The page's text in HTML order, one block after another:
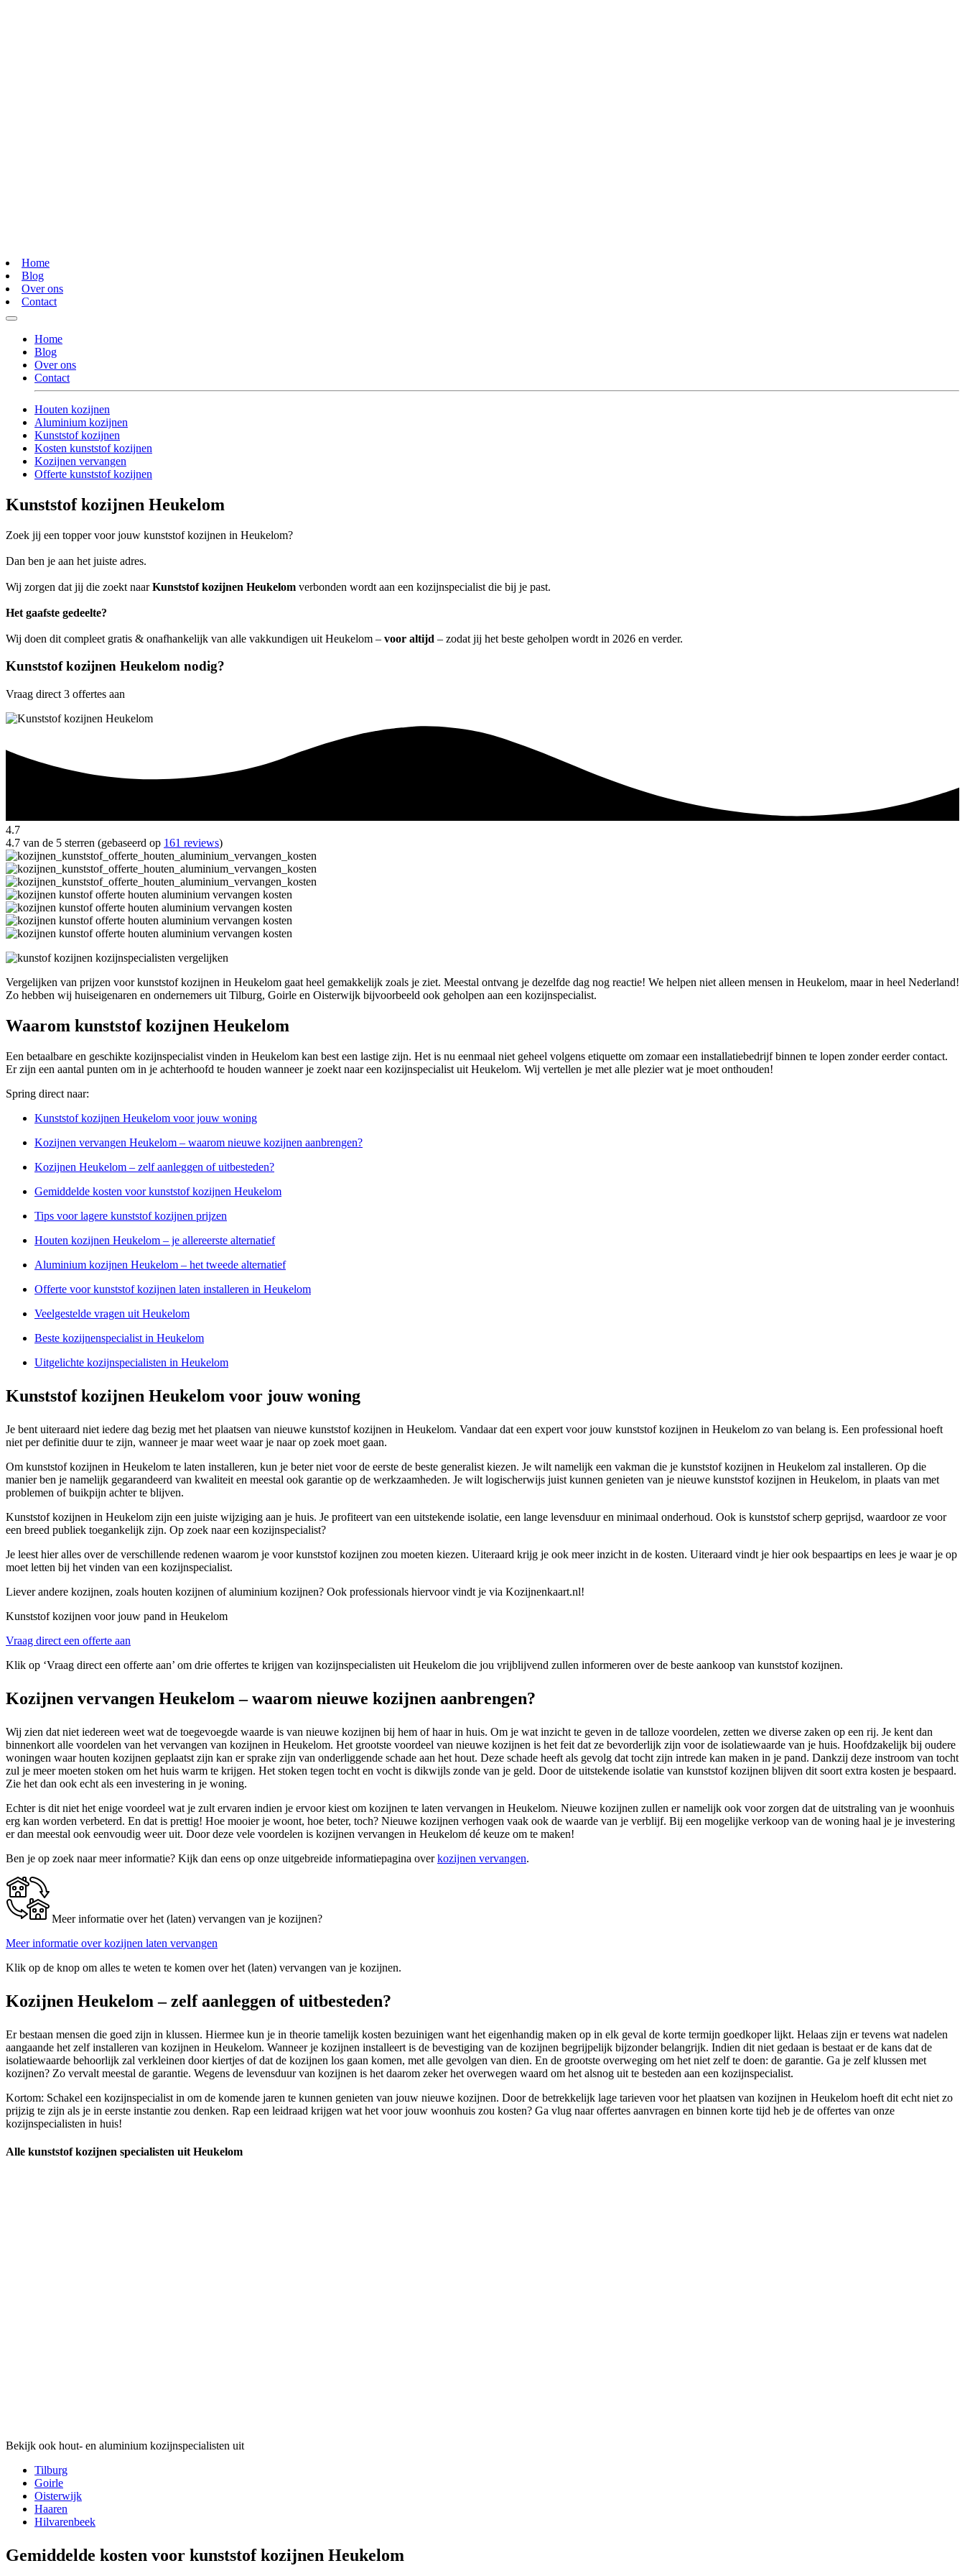
Home
Blog
Over ons
Contact
Home
Blog
Over ons
Contact
Houten kozijnen
Aluminium kozijnen
Kunststof kozijnen
Kosten kunststof kozijnen
Kozijnen vervangen
Offerte kunststof kozijnen
Kunststof kozijnen Heukelom
Zoek jij een topper voor jouw kunststof kozijnen in Heukelom?
Dan ben je aan het juiste adres.
Wij zorgen dat jij die zoekt naarKunststof kozijnen Heukelom verbonden wordt aan een kozijnspecialist die bij je past.
Het gaafste gedeelte?
Wij doen dit compleet gratis & onafhankelijk van alle vakkundigen uit Heukelom – voor altijd – zodat jij het beste geholpen wordt in 2026 en verder.
Kunststof kozijnen Heukelom nodig?
Vraag direct 3 offertes aan
4.7
4.7 van de 5 sterren (gebaseerd op 161 reviews)
Vergelijken van prijzen voor kunststof kozijnen in Heukelom gaat heel gemakkelijk zoals je ziet. Meestal ontvang je dezelfde dag nog reactie! We helpen niet alleen mensen in Heukelom, maar in heel Nederland!
Zo hebben wij huiseigenaren en ondernemers uit Tilburg, Goirle en Oisterwijk bijvoorbeeld ook geholpen aan een kozijnspecialist.
Waarom kunststof kozijnen Heukelom
Een betaalbare en geschikte kozijnspecialist vinden in Heukelom kan best een lastige zijn. Het is nu eenmaal niet geheel volgens etiquette om zomaar een installatiebedrijf binnen te lopen zonder eerder contact.
Er zijn een aantal punten om in je achterhoofd te houden wanneer je zoekt naar een kozijnspecialist uit Heukelom. Wij vertellen je met alle plezier wat je moet onthouden!
Spring direct naar:
Kunststof kozijnen Heukelom voor jouw woning
Kozijnen vervangen Heukelom – waarom nieuwe kozijnen aanbrengen?
Kozijnen Heukelom – zelf aanleggen of uitbesteden?
Gemiddelde kosten voor kunststof kozijnen Heukelom
Tips voor lagere kunststof kozijnen prijzen
Houten kozijnen Heukelom – je allereerste alternatief
Aluminium kozijnen Heukelom – het tweede alternatief
Offerte voor kunststof kozijnen laten installeren in Heukelom
Veelgestelde vragen uit Heukelom
Beste kozijnenspecialist in Heukelom
Uitgelichte kozijnspecialisten in Heukelom
Kunststof kozijnen Heukelom voor jouw woning
Je bent uiteraard niet iedere dag bezig met het plaatsen van nieuwe kunststof kozijnen in Heukelom. Vandaar dat een expert voor jouw kunststof kozijnen in Heukelom zo van belang is. Een professional hoeft
niet per definitie duur te zijn, wanneer je maar weet waar je naar op zoek moet gaan.
Om kunststof kozijnen in Heukelom te laten installeren, kun je beter niet voor de eerste de beste generalist kiezen. Je wilt namelijk een vakman die je kunststof kozijnen in Heukelom zal installeren. Op die
manier ben je namelijk gegarandeerd van kwaliteit en meestal ook garantie op de werkzaamheden. Je wilt logischerwijs juist kunnen genieten van je nieuwe kunststof kozijnen in Heukelom, in plaats van met
problemen of buikpijn achter te blijven.
Kunststof kozijnen in Heukelom zijn een juiste wijziging aan je huis. Je profiteert van een uitstekende isolatie, een lange levensduur en minimaal onderhoud. Ook is kunststof scherp geprijsd, waardoor ze voor
een breed publiek toegankelijk zijn. Op zoek naar een kozijnspecialist?
Je leest hier alles over de verschillende redenen waarom je voor kunststof kozijnen zou moeten kiezen. Uiteraard krijg je ook meer inzicht in de kosten. Uiteraard vindt je hier ook bespaartips en lees je waar je op
moet letten bij het vinden van een kozijnspecialist.
Liever andere kozijnen, zoals houten kozijnen of aluminium kozijnen? Ook professionals hiervoor vindt je via Kozijnenkaart.nl!
Kunststof kozijnen voor jouw pand in Heukelom
Vraag direct een offerte aan
Klik op ‘Vraag direct een offerte aan’ om drie offertes te krijgen van kozijnspecialisten uit Heukelom die jou vrijblijvend zullen informeren over de beste aankoop van kunststof kozijnen.
Kozijnen vervangen Heukelom – waarom nieuwe kozijnen aanbrengen?
Wij zien dat niet iedereen weet wat de toegevoegde waarde is van nieuwe kozijnen bij hem of haar in huis. Om je wat inzicht te geven in de talloze voordelen, zetten we diverse zaken op een rij. Je kent dan
binnenkort alle voordelen van het vervangen van kozijnen in Heukelom. Het grootste voordeel van nieuwe kozijnen is het feit dat ze bevorderlijk zijn voor de isolatiewaarde van je huis. Hoofdzakelijk bij oudere
woningen waar houten kozijnen geplaatst zijn kan er sprake zijn van onderliggende schade aan het hout. Deze schade heeft als gevolg dat tocht zijn intrede kan maken in je pand. Dankzij deze instroom van tocht
zul je meer moeten stoken om het huis warm te krijgen. Het stoken tegen tocht en vocht is dikwijls zonde van je geld. Door de uitstekende isolatie van kunststof kozijnen blijven dit soort extra kosten je bespaard.
Zie het dan ook echt als een investering in je woning.
Echter is dit niet het enige voordeel wat je zult ervaren indien je ervoor kiest om kozijnen te laten vervangen in Heukelom. Nieuwe kozijnen zullen er namelijk ook voor zorgen dat de uitstraling van je woonhuis
erg kan worden verbeterd. En dat is prettig! Hoe mooier je woont, hoe beter, toch? Nieuwe kozijnen verhogen vaak ook de waarde van je verblijf. Bij een mogelijke verkoop van de woning haal je je investering
er dan meestal ook eenvoudig weer uit. Door deze vele voordelen is kozijnen vervangen in Heukelom dé keuze om te maken!
Ben je op zoek naar meer informatie? Kijk dan eens op onze uitgebreide informatiepagina overkozijnen vervangen.
Meer informatie over het (laten) vervangen van je kozijnen?
Meer informatie over kozijnen laten vervangen
Klik op de knop om alles te weten te komen over het (laten) vervangen van je kozijnen.
Kozijnen Heukelom – zelf aanleggen of uitbesteden?
Er bestaan mensen die goed zijn in klussen. Hiermee kun je in theorie tamelijk kosten bezuinigen want het eigenhandig maken op in elk geval de korte termijn goedkoper lijkt. Helaas zijn er tevens wat nadelen
aangaande het zelf installeren van kozijnen in Heukelom. Wanneer je kozijnen installeert is de bevestiging van de kozijnen begrijpelijk bijzonder belangrijk. Indien dit niet gedaan is bestaat er de kans dat de
isolatiewaarde behoorlijk zal verkleinen door kiertjes of dat de kozijnen los gaan komen, met alle gevolgen van dien. En de grootste overweging om het niet zelf te doen: de garantie. Ga je zelf klussen met
kozijnen? Zo vervalt meestal de garantie. Wegens de levensduur van kozijnen is het daarom zeker het overwegen waard om het alsnog uit te besteden aan een kozijnspecialist.
Kortom: Schakel een kozijnspecialist in om de komende jaren te kunnen genieten van jouw nieuwe kozijnen. Door de betrekkelijk lage tarieven voor het plaatsen van kozijnen in Heukelom hoeft dit echt niet zo
prijzig te zijn als je in eerste instantie zou denken. Rap een leidraad krijgen wat het voor jouw woonhuis zou kosten? Ga vlug naar offertes aanvragen en binnen korte tijd heb je de offertes van onze
kozijnspecialisten in huis!
Alle kunststof kozijnen specialisten uit Heukelom
Bekijk ook hout- en aluminium kozijnspecialisten uit
Tilburg
Goirle
Oisterwijk
Haaren
Hilvarenbeek
Gemiddelde kosten voor kunststof kozijnen Heukelom